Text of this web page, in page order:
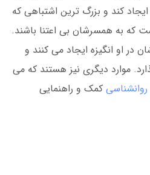
کند و بزرگ ترین اشتباهی که
که به همسرشان بی اعتنا باشند.
در او انگیزه ایجاد می کنند و
موارد دیگری نیز هستند که می
کمک و راهنمایی